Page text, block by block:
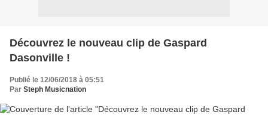
Découvrez le nouveau clip de Gaspard
Dasonville !
Publié le 12/06/2018 à 05:51
Par Steph Musicnation